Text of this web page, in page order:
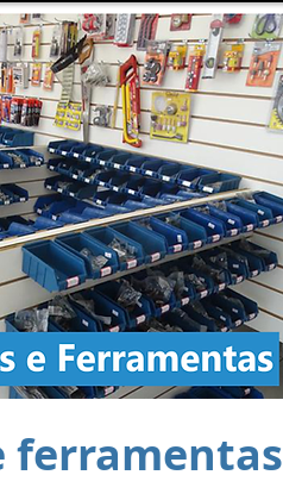
ferramentas